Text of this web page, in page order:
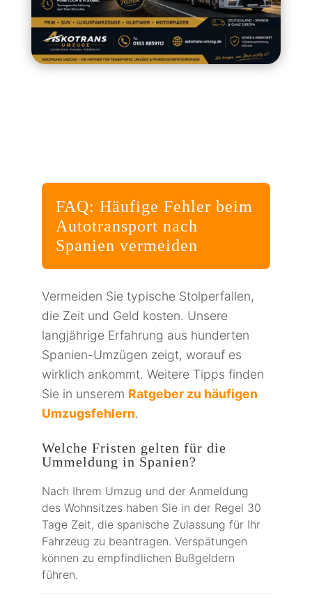
FAQ: Häufige Fehler beim
Autotransport nach
Spanien vermeiden
Vermeiden Sie typische Stolperfallen,
die Zeit und Geld kosten. Unsere
langjährige Erfahrung aus hunderten
Spanien-Umzügen zeigt, worauf es
wirklich ankommt. Weitere Tipps finden
Sie in unserem Ratgeber zu häufigen
Umzugsfehlern.
Welche Fristen gelten für die
Ummeldung in Spanien?
Nach Ihrem Umzug und der Anmeldung
des Wohnsitzes haben Sie in der Regel 30
Tage Zeit, die spanische Zulassung für Ihr
Fahrzeug zu beantragen. Verspätungen
können zu empfindlichen Bußgeldern
führen.